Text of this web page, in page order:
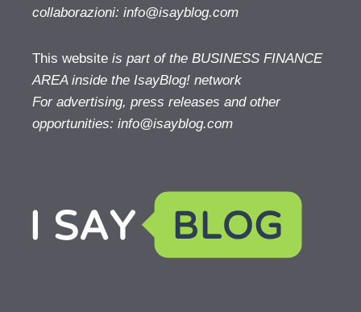
collaborazioni: info@isayblog.com
This website is part of the BUSINESS FINANCE
AREA inside the IsayBlog! network
For advertising, press releases and other
opportunities: info@isayblog.com